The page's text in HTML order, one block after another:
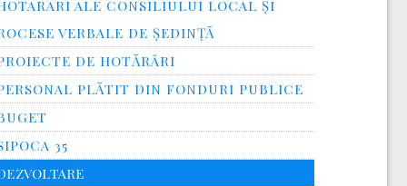
ALE CONSILIULUI LOCAL ȘI
VERBALE DE ȘEDINȚĂ
DE HOTĂRÂRI
PLĂTIT DIN FONDURI PUBLICE
35